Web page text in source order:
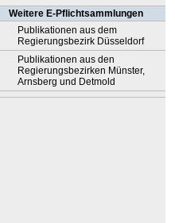
Weitere E-Pflichtsammlungen
Publikationen aus dem
Regierungsbezirk Düsseldorf
Publikationen aus den
Regierungsbezirken Münster,
Arnsberg und Detmold